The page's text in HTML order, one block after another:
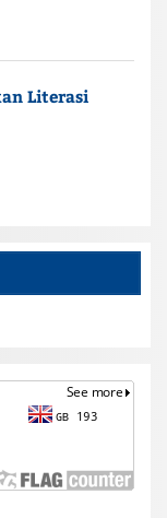
Literasi